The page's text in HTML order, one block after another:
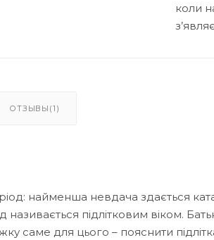
коли
ОТЗЫВЫ(1)
найменша невдача здається
називається підлітковим віком.
саме для цього – пояснити